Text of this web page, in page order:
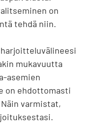
on
tehdä niin.
mukavuutta
asemien
on ehdottomasti
varmistat,